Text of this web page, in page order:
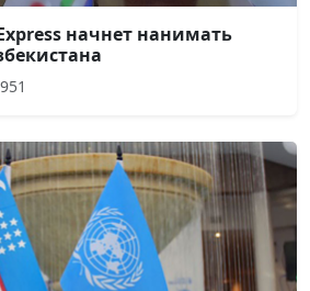
начнет нанимать